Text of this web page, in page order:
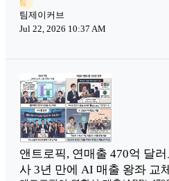
팀
팀제이커브
Jul 22, 2026 10:37 AM
앤트로픽, 연매출 470억 달
사 3년 만에 AI 매출 왕좌 교